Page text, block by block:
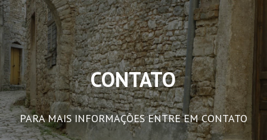
CONTATO
PARA MAIS INFORMAÇÕES ENTRE EM CONTATO